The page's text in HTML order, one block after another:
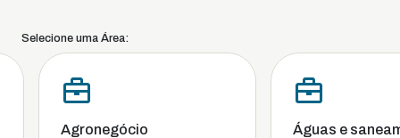
Selecione uma Área:
Agronegócio
Águas e